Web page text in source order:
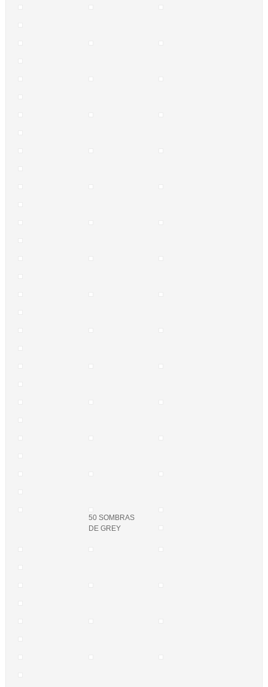
50 SOMBRAS
DE GREY